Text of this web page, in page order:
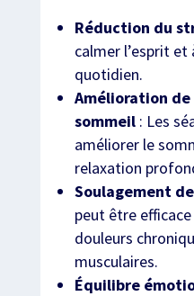
Réduction du
calmer l’esprit
quotidien.
Amélioration
sommeil: Les
améliorer le
relaxation
Soulagement
peut être
douleurs
musculaires.
Équilibre